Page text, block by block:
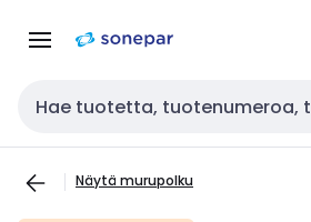
navigointiinsisältöön
Haku
Näytä murupolku